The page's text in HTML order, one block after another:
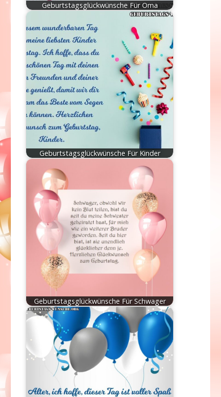
Geburtstagsglückwünsche Für Oma
Geburtstagsglückwünsche Für Kinder
Geburtstagsglückwünsche Für Schwager